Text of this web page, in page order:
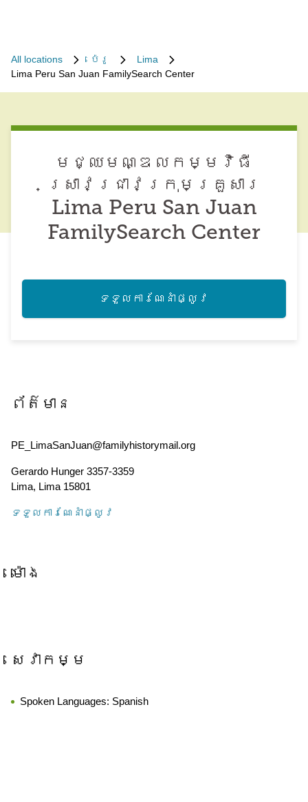
All locations ប៉េរូ
Lima
Lima Peru San Juan FamilySearch Center
មជ្ឈមណ្ឌល​កម្មវិធី​
ស្រាវជ្រាវ​ក្រុមគ្រួសារ
Lima Peru San Juan
FamilySearch Center
ទទួល​ការណែនាំ​ផ្លូវ
ព័ត៌មាន
PE_LimaSanJuan@familyhistorymail.org
Gerardo Hunger 3357-3359
Lima, Lima 15801
ទទួល​ការណែនាំ​ផ្លូវ
ម៉ោង
សេវាកម្ម
Spoken Languages: Spanish